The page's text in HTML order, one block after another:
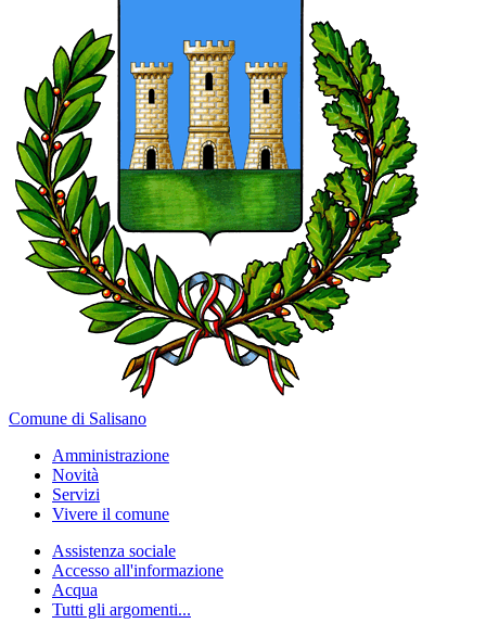
Comune di Salisano
Amministrazione
Novità
Servizi
Vivere il comune
Assistenza sociale
Accesso all'informazione
Acqua
Tutti gli argomenti...